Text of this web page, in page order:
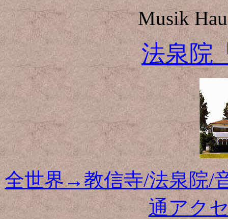
Musik
法泉院
全世界→教信寺/法泉院/
通アク